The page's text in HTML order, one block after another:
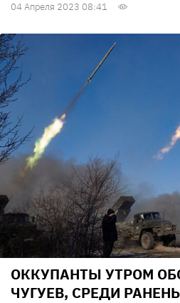
04 Апреля 2023 08:41
ОККУПАНТЫ УТРОМ
ЧУГУЕВ, СРЕДИ